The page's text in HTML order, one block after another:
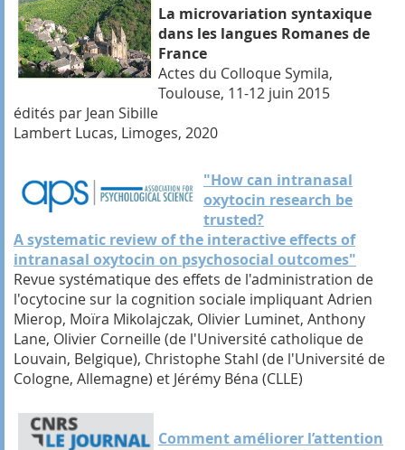
La microvariation syntaxique
dans les langues Romanes de
France
Actes du Colloque Symila,
Toulouse, 11-12 juin 2015
édités par Jean Sibille
Lambert Lucas, Limoges, 2020
"How can intranasal
oxytocin research be
trusted?
A systematic review of the interactive effects of
intranasal oxytocin on psychosocial outcomes"
Revue systématique des effets de l'administration de
l'ocytocine sur la cognition sociale impliquant Adrien
Mierop, Moïra Mikolajczak, Olivier Luminet, Anthony
Lane, Olivier Corneille (de l'Université catholique de
Louvain, Belgique), Christophe Stahl (de l'Université de
Cologne, Allemagne) et Jérémy Béna (CLLE)
Comment améliorer l’attention